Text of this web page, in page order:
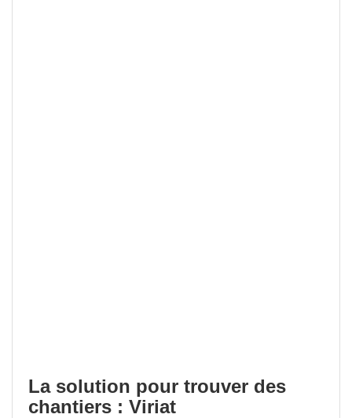
La solution pour trouver des
chantiers : Viriat